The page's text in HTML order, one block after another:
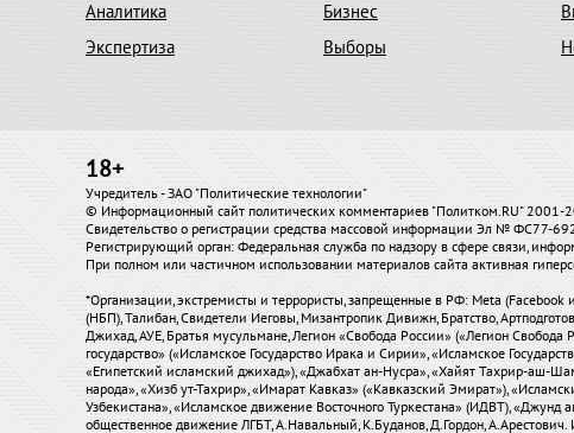
Аналитика
Экспертиза
Бизнес
Выборы
18+
Учредитель - ЗАО "Политические технологии"
© Информационный сайт политических комментариев "Политком.RU" 2001-
Свидетельство о регистрации средства массовой информации Эл № ФС77-
Регистрирующий орган: Федеральная служба по надзору в сфере связи,
При полном или частичном использовании материалов сайта активная
*Организации, экстремисты и террористы, запрещенные в РФ: Meta (Facebook
(НБП), Талибан, Свидетели Иеговы, Мизантропик Дивижн, Братство,
Джихад, АУЕ, Братья мусульмане, Легион «Свобода России» («Легион Свобода
государство» («Исламское Государство Ирака и Сирии», «Исламское
«Египетский исламский джихад»), «Джабхат ан-Нусра», «Хайят Тахрир-аш-
народа», «Хизб ут-Тахрир», «Имарат Кавказ» («Кавказский Эмират»),
Узбекистана», «Исламское движение Восточного Туркестана» (ИДВТ),
общественное движение ЛГБТ, А.Навальный, К.Буданов, Д.Гордон,